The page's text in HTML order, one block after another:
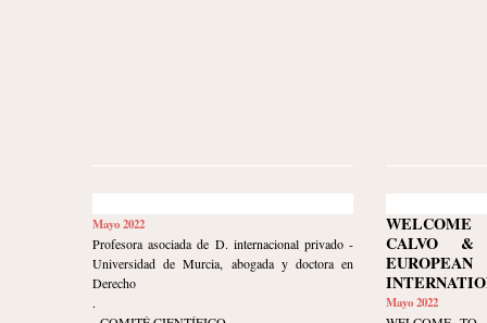
Mayo 2022
Profesora asociada de D. internacional privado -
Universidad de Murcia, abogada y doctora en
Derecho
.
CALVO &
Mayo 2022